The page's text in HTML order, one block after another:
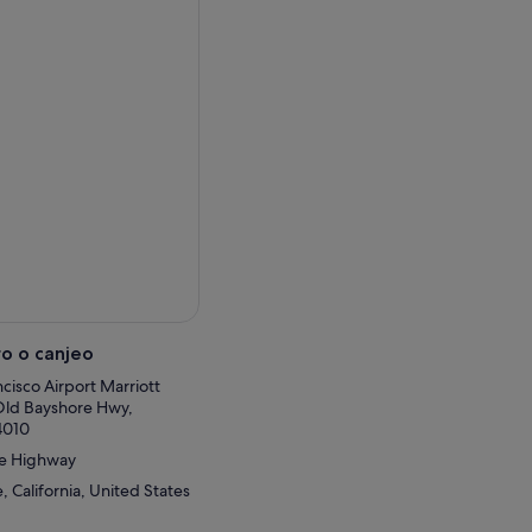
para cenar, comprar y
No, no es ese tipo de
atrevidos, catas de
lugar en el que
unas vistas de cine del
todo su esplendor, con
o canjeo
Airport Marriott
Bayshore Hwy,
Highway
California, United States